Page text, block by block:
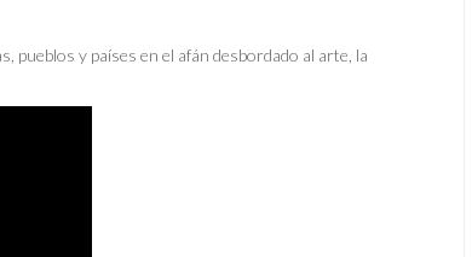
pueblos y países en el afán desbordado al arte, la